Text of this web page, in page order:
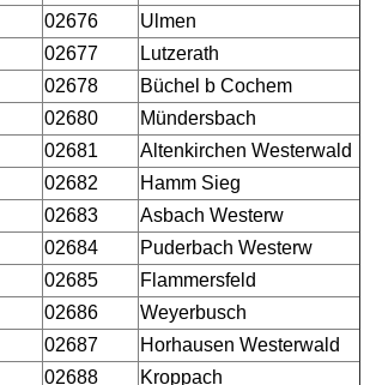
02676
Ulmen
02677
Lutzerath
02678
Büchel b Cochem
02680
Mündersbach
02681
Altenkirchen Westerwald
02682
Hamm Sieg
02683
Asbach Westerw
02684
Puderbach Westerw
02685
Flammersfeld
02686
Weyerbusch
02687
Horhausen Westerwald
02688 Kroppach